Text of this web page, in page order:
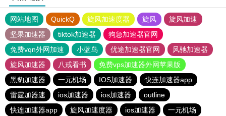
网站地图 QuickQ 旋风加速度器 旋风
旋风加速
坚果加速器
tiktok加速器
狗急加速器官网
免费vqn外网加速
小蓝鸟 优途加速器官网
风驰加速器
旋风加速器
八戒看书
免费vps加速器外网苹果版
黑豹加速器
一元机场 IOS加速器
快连加速器app
雷霆加器速
ios加速器 ios加速器
outline
快连加速器app
旋风加速度器 ios加速器 一元机场